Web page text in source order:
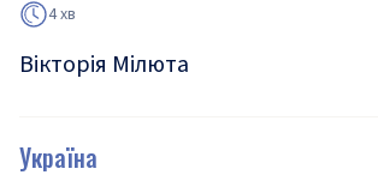
4 хв
Вікторія Мілюта
Україна